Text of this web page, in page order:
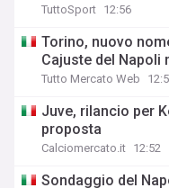
TuttoSport 12:56
Torino, nuovo
Cajuste del Napoli
Tutto Mercato Web
Juve, rilancio per
proposta
Calciomercato.it 12:52
Sondaggio del